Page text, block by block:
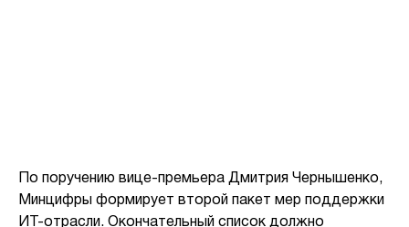
По поручению вице-премьера Дмитрия Чернышенко,
Минцифры формирует второй пакет мер поддержки
ИТ-отрасли. Окончательный список должно